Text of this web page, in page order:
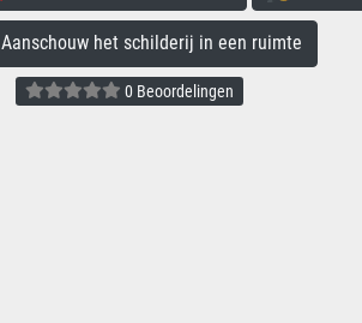
het schilderij in een ruimte
0 Beoordelingen